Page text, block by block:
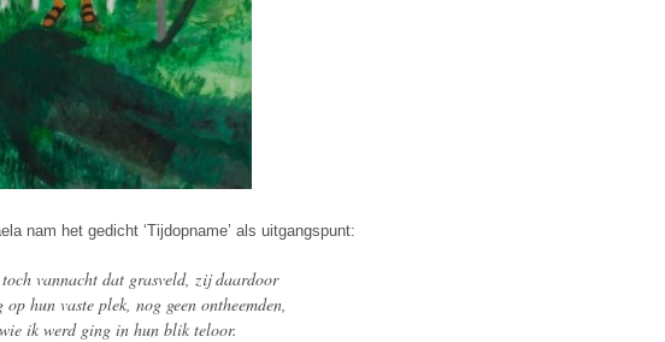
nam het gedicht ‘Tijdopname’ als uitgangspunt:
vannacht dat grasveld, zij daardoor
op hun vaste plek, nog geen ontheemden,
ik werd ging in hun blik teloor.